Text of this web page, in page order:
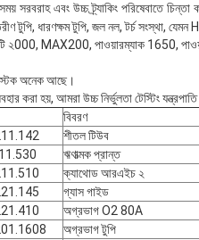
সরবরাহ এবং উচ্চ ট্র্যাকিং পরিষেবাতে চিন্তা
টুপি, ধারণক্ষম টুপি, জল নল, টর্চ
MAX200, পাওয়ারম্যাক 1650,
স্টক অনেক আছে।
করা হয়, আমরা উচ্চ নির্ভুলতা টেস্টিং
বিবরণ
শীতল টিউব
ঋণাত্মক প্রান্ত
ক্যাথোড আরএইচ ২
গ্যাস গাইড
অগ্রভাগ O2 80A
অগ্রভাগ টুপি